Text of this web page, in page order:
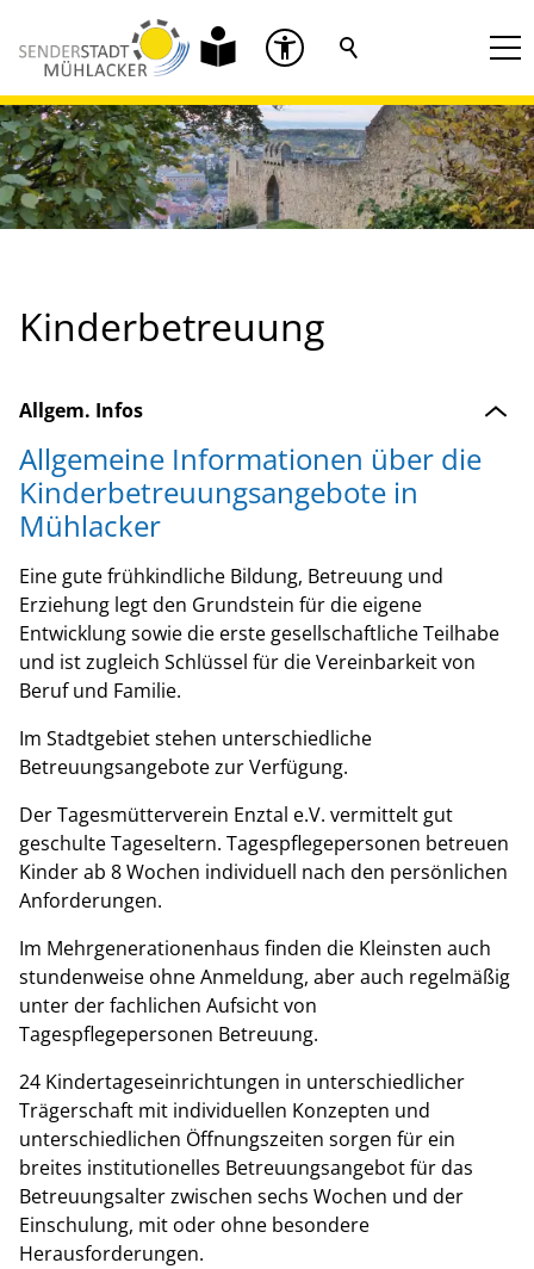
Kinderbetreuung
Allgem. Infos
Allgemeine Informationen über die
Kinderbetreuungsangebote in
Mühlacker
Eine gute frühkindliche Bildung, Betreuung und
Erziehung legt den Grundstein für die eigene
Entwicklung sowie die erste gesellschaftliche Teilhabe
und ist zugleich Schlüssel für die Vereinbarkeit von
Beruf und Familie.
Im Stadtgebiet stehen unterschiedliche
Betreuungsangebote zur Verfügung.
Der Tagesmütterverein Enztal e.V. vermittelt gut
geschulte Tageseltern. Tagespflegepersonen betreuen
Kinder ab 8 Wochen individuell nach den persönlichen
Anforderungen.
Im Mehrgenerationenhaus finden die Kleinsten auch
stundenweise ohne Anmeldung, aber auch regelmäßig
unter der fachlichen Aufsicht von
Tagespflegepersonen Betreuung.
24 Kindertageseinrichtungen in unterschiedlicher
Trägerschaft mit individuellen Konzepten und
unterschiedlichen Öffnungszeiten sorgen für ein
breites institutionelles Betreuungsangebot für das
Betreuungsalter zwischen sechs Wochen und der
Einschulung, mit oder ohne besondere
Herausforderungen.